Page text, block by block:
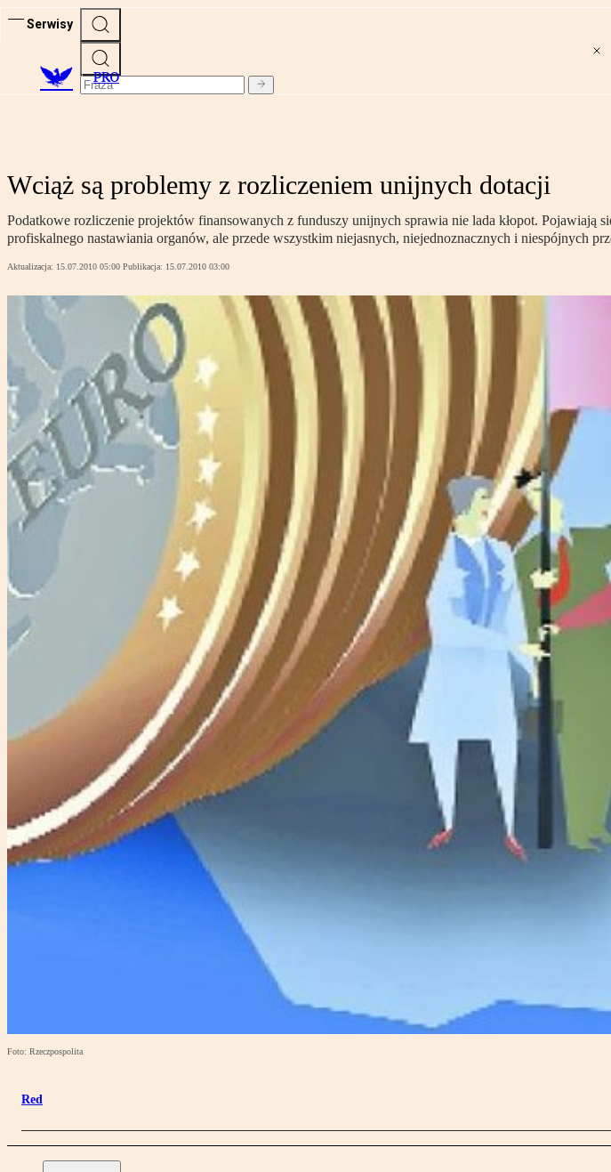
Serwisy
PRO
Wciąż są problemy z rozliczeniem unijnych dotacji
Podatkowe rozliczenie projektów finansowanych z funduszy unijnych sprawia nie lada kłopot.
profiskalnego nastawiania organów, ale przede wszystkim niejasnych, niejednoznacznych i niespójnych
Aktualizacja: 15.07.2010 05:00 Publikacja: 15.07.2010 03:00
Foto: Rzeczpospolita
Red